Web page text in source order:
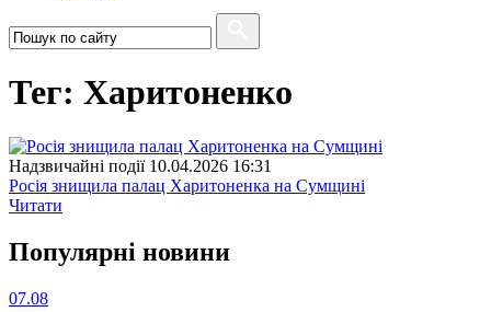
Тег: Харитоненко
Надзвичайні події 10.04.2026 16:31
Росія знищила палац Харитоненка на Сумщині
Читати
Популярнi новини
07.08